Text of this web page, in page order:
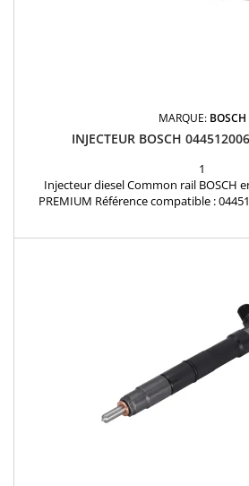
MARQUE: BOSCH
INJECTEUR BOSCH
1
Injecteur diesel Common rail BOSCH
PREMIUM Référence compatible :